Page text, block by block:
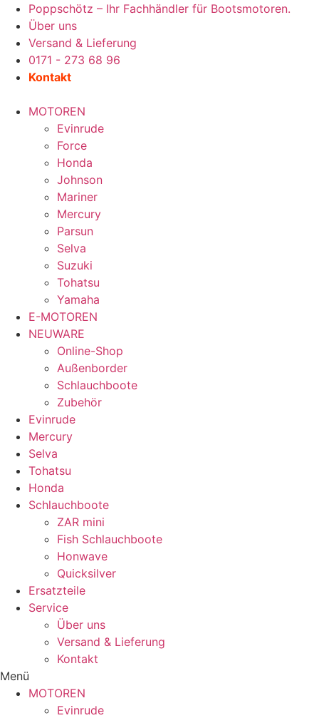
Zum
Inhalt
wechseln
Poppschötz – Ihr Fachhändler für Bootsmotoren.
Über uns
Versand & Lieferung
0171 - 273 68 96
Kontakt
MOTOREN
Evinrude
Force
Honda
Johnson
Mariner
Mercury
Parsun
Selva
Suzuki
Tohatsu
Yamaha
E-MOTOREN
NEUWARE
Online-Shop
Außenborder
Schlauchboote
Zubehör
Evinrude
Mercury
Selva
Tohatsu
Honda
Schlauchboote
ZAR mini
Fish Schlauchboote
Honwave
Quicksilver
Ersatzteile
Service
Über uns
Versand & Lieferung
Kontakt
Menü
MOTOREN
Evinrude